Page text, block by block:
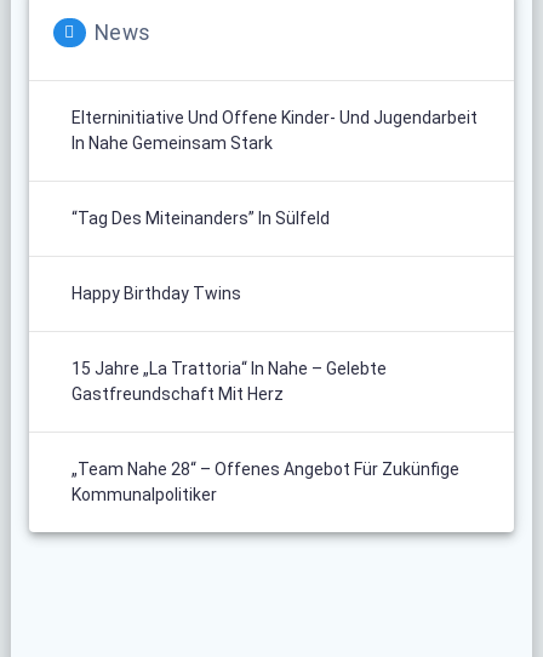
News
Elterninitiative Und Offene Kinder- Und Jugendarbeit
In Nahe Gemeinsam Stark
“Tag Des Miteinanders” In Sülfeld
Happy Birthday Twins
15 Jahre „La Trattoria“ In Nahe – Gelebte
Gastfreundschaft Mit Herz
„Team Nahe 28“ – Offenes Angebot Für Zukünfige
Kommunalpolitiker